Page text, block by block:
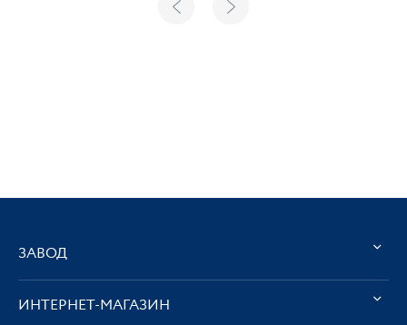
ЗАВОД
ИНТЕРНЕТ-МАГАЗИН